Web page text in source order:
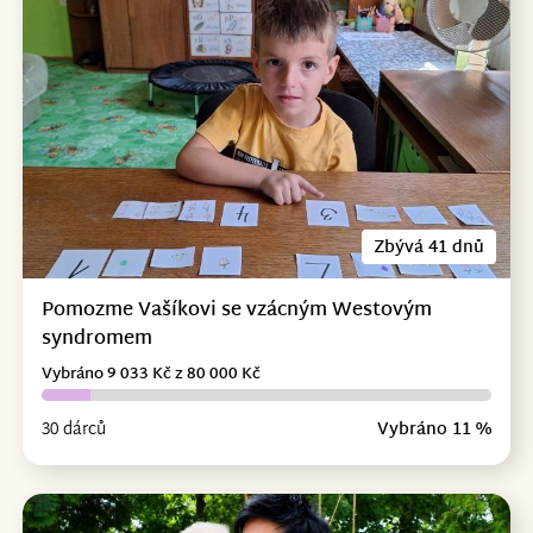
Zbývá 41 dnů
Pomozme Vašíkovi se vzácným Westovým
syndromem
30 dárců Vybráno 11 %
Vybráno 9 033 Kč z 80 000 Kč